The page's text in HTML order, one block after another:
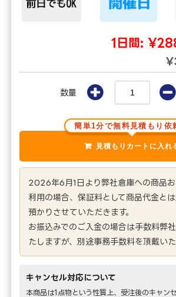
1日間:
数量
簡単1分で無料見積もり依
2026年6月1日より弊社倉庫への商品
利用の場合、保証料として商品代金と
預かりさせていただきます。
お振込みでのご入金の場合は手数料弊
たしますが、別途事務手数料を頂戴いた
キャンセル対応について
本商品は1点物という性質上、受注後のキャン